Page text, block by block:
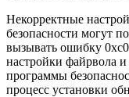
Некорректные
безопасности могут
вызывать ошибку
настройки файрвола
программы
процесс установки